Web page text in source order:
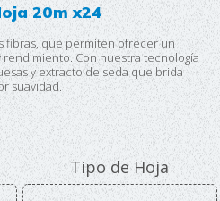
20m x24
fibras, que permiten ofrecer un
Con nuestra tecnología
y extracto de seda que brida
suavidad.
Tipo de Hoja